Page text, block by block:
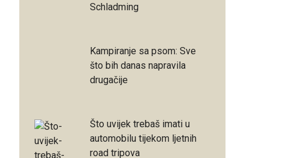
Schladming
Kampiranje sa psom: Sve
što bih danas napravila
drugačije
Što uvijek trebaš imati u
automobilu tijekom ljetnih
road tripova